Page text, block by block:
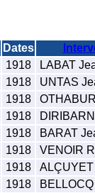
Dates
1918
LABAT
1918
UNTAS
1918
1918
1918
BARAT
1918
VENOIR
1918
1918